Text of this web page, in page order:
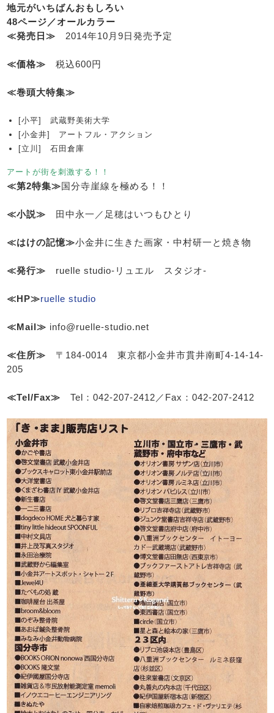
地元がいちばんおもしろい
48ページ／オールカラー
≪発売日≫ 2014年10月9日発売予定
≪価格≫ 税込600円
≪巻頭大特集≫
[小平] 武蔵野美術大学
[小金井] アートフル・アクション
[立川] 石田倉庫
アートが街を刺激する！！
≪第2特集≫国分寺崖線を極める！！
≪小説≫ 田中永一／足穂はいつもひとり
≪はけの記憶≫小金井に生きた画家・中村研一と焼き物
≪発行≫ ruelle studio-リュエル スタジオ-
≪HP≫ruelle studio
≪Mail≫ info@ruelle-studio.net
≪住所≫ 〒184-0014 東京都小金井市貫井南町4-14-14-
205
≪Tel/Fax≫ Tel：042-207-2412／Fax：042-207-2412